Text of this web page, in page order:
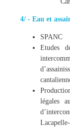
4/ - Eau et
SPANC
Etudes
légales